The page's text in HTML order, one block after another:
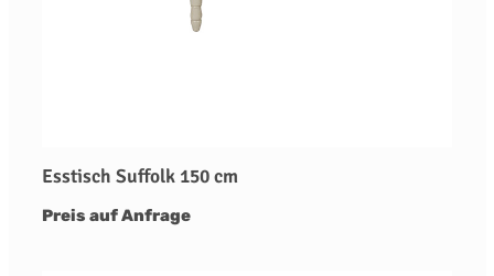
Esstisch Suffolk 150 cm
Preis auf Anfrage